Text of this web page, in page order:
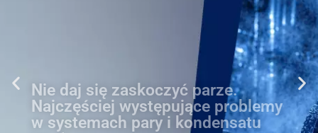
Instalacje parowe i kondensatu to zazwyczaj złożony
układ składający się z setek metrów rurociągów i
odbiorników ciepła, w których zachodzą procesy
wymiany ciepła. Elementem łączącym dwa światy, tj.
świat pary i kondensatu, jest odwadniacz. To on, obok
zaworów odcinających, jest najczęściej występującym
elementem w instalacjach.